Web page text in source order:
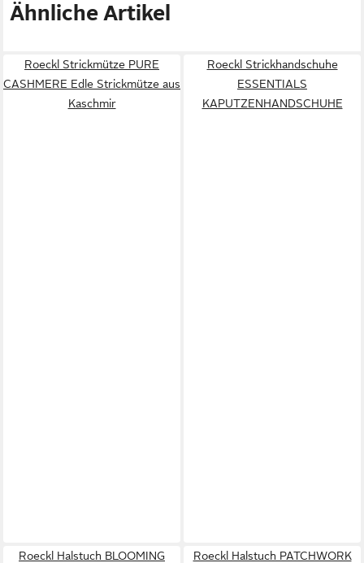
Ähnliche Artikel
Roeckl Strickmütze PURE
CASHMERE Edle Strickmütze aus
Kaschmir
Roeckl Strickhandschuhe
ESSENTIALS
KAPUTZENHANDSCHUHE
Roeckl Halstuch BLOOMING
Roeckl Halstuch PATCHWORK